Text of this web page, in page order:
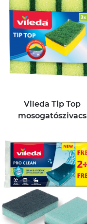
Vileda Tip Top
mosogatószivacs